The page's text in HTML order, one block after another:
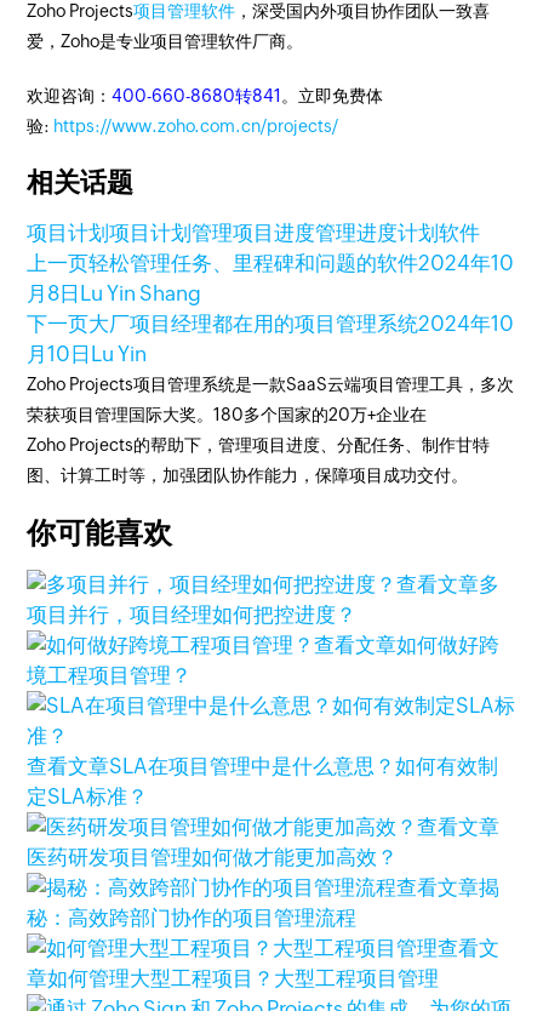
Zoho Projects项目管理软件 ，深受国内外项目协作团队一致喜
爱，Zoho是专业项目管理软件厂商。
欢迎咨询：400-660-8680转841 。立即免费体
验: https://www.zoho.com.cn/projects/
相关话题
项目计划项目计划管理项目进度管理进度计划软件
上一页轻松管理任务、里程碑和问题的软件2024年10
月8日 Lu Yin Shang
下一页大厂项目经理都在用的项目管理系统2024年10
月10日 Lu Yin
Zoho Projects项目管理系统是一款SaaS云端项目管理工具，多次
荣获项目管理国际大奖。180多个国家的20万+企业在
Zoho Projects的帮助下，管理项目进度、分配任务、制作甘特
图、计算工时等，加强团队协作能力，保障项目成功交付。
你可能喜欢
查看文章多
项目并行，项目经理如何把控进度？
查看文章如何做好跨
境工程项目管理？
查看文章SLA在项目管理中是什么意思？如何有效制
定SLA标准？
查看文章
医药研发项目管理如何做才能更加高效？
查看文章揭
秘：高效跨部门协作的项目管理流程
查看文
章如何管理大型工程项目？大型工程项目管理